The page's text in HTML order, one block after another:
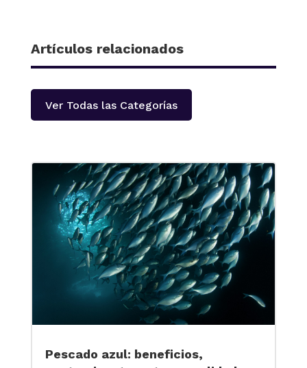
Artículos relacionados
Ver Todas las Categorías
Pescado azul: beneficios,